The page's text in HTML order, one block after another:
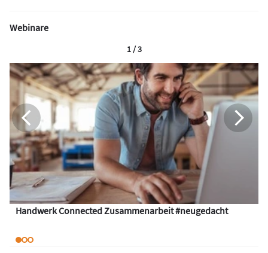
Webinare
Handwerk Connected Zusammenarbeit #neugedacht
1 / 3